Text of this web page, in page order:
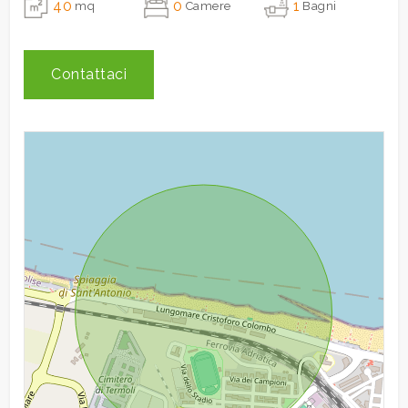
40 mq 0 Camere 1 Bagni
Contattaci
3
4
Camere
minime
Qualsiasi